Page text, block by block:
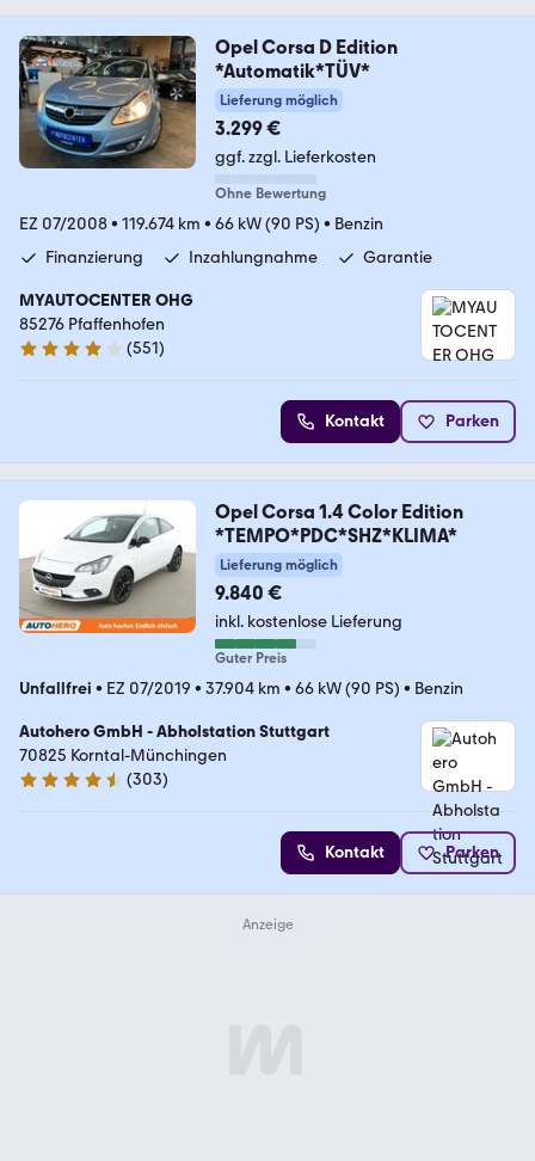
Opel Corsa D Edition
*Automatik*TÜV*
Lieferung möglich
3.299 €
ggf. zzgl. Lieferkosten
Ohne Bewertung
EZ 07/2008• 119.674 km • 66 kW (90 PS) • Benzin
Finanzierung
Inzahlungnahme Garantie
MYAUTOCENTER OHG
85276 Pfaffenhofen
4.2 Sterne
(551)
Kontakt Parken
Opel Corsa 1.4 Color Edition
*TEMPO*PDC*SHZ*KLIMA*
Lieferung möglich
9.840 €
inkl. kostenlose Lieferung
Guter Preis
Unfallfrei • EZ 07/2019 • 37.904 km • 66 kW (90 PS) • Benzin
Autohero GmbH - Abholstation Stuttgart
70825 Korntal-Münchingen
4.4 Sterne
(303)
Kontakt Parken